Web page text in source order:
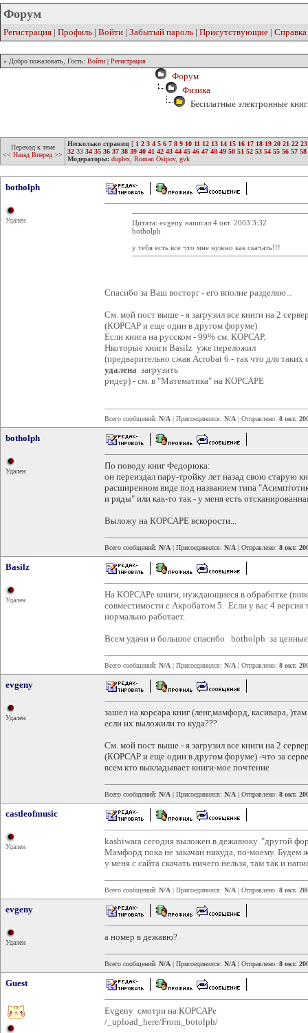
Форум
Регистрация | Профиль | Войти | Забытый пароль | Присутствующие | Справка
» Добро пожаловать, Гость: Войти | Регистрация
Форум
Физика
Бесплатные электронные
Переход к теме
<< Назад Вперед >>
Несколько страниц [ 1 2 3 4 5 6 7 8 9 10 11 12 13 14 15 16 17 18 19 20 21 22 23
32 33 34 35 36 37 38 39 40 41 42 43 44 45 46 47 48 49 50 51 52 53 54 55 56 57 58
Модераторы: duplex Roman Osipov, gvk
botholph
Удален
Цитата: evgeny написал 4 окт. 2003 3:32
botholph
у тебя есть все что мне нужно как скачать!!!
Спасибо за Ваш восторг - его вполне разделяю...
См. мой пост выше - я загрузил все книги на 2
(КОРСАР и еще один в другом форуме)
Если книга на русском - 99% см. КОРСАР.
Нкоторые книги Basilz уже переложил
(предварительно сжав Acrobat 6 - так что для
удалена загрузить
ридер) - см. в "Математика" на КОРСАРЕ
Всего сообщений: N/A | Присоединился: N/A | Отправлено: 8 окт.
botholph
Удален
По поводу книг Федорюка:
он переиздал пару-тройку лет назад свою старую
расширенном виде под названием типа
и ряды" или как-то так - у меня есть
Выложу на КОРСАРЕ вскорости...
Всего сообщений: N/A | Присоединился: N/A | Отправлено: 8 окт.
Basilz
Удален
На КОРСАРе книги, нуждающиеся в обработке
совместимости с Акробатом 5. Если у вас 4 версия
нормально работает.
Всем удачи и большое спасибо botholph за ценные
Всего сообщений: N/A | Присоединился: N/A | Отправлено: 8 окт.
evgeny
Удален
зашел на корсара книг (ленг,мамфорд, касивара,
если их выложили то куда???
См. мой пост выше - я загрузил все книги на 2
(КОРСАР и еще один в другом форуме) -что за
всем кто выкладывает книги-мое почтение
Всего сообщений: N/A | Присоединился: N/A | Отправлено: 8 окт.
castleofmusic
Удален
kashiwara сегодня выложен в дежавюку. "другой
Мамфорд пока не закачан никуда, по-моему. Будем
у меня с сайта скачать ничего нельзя, там так и
Всего сообщений: N/A | Присоединился: N/A | Отправлено: 8 окт.
evgeny
Удален
а номер в дежавю?
Всего сообщений: N/A | Присоединился: N/A | Отправлено: 8 окт.
Guest
Evgeny смотри на КОРСАРе
/_upload_here/From_botolph/